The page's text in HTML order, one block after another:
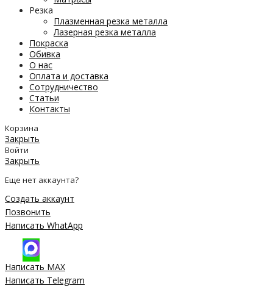
Резка
Плазменная резка металла
Лазерная резка металла
Покраска
Обивка
О нас
Оплата и доставка
Сотрудничество
Статьи
Контакты
Корзина
Закрыть
Войти
Закрыть
Еще нет аккаунта?
Создать аккаунт
Позвонить
Написать WhatApp
Написать MAX
Написать Telegram